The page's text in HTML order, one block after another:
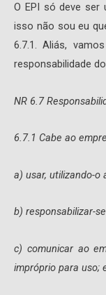
O EPI só deve ser
isso não sou eu
6.7.1. Aliás,
responsabilidade
NR 6.7
6.7.1 Cabe ao
a) usar, utilizando-o
b) responsabilizar-
c) comunicar ao
impróprio para uso;